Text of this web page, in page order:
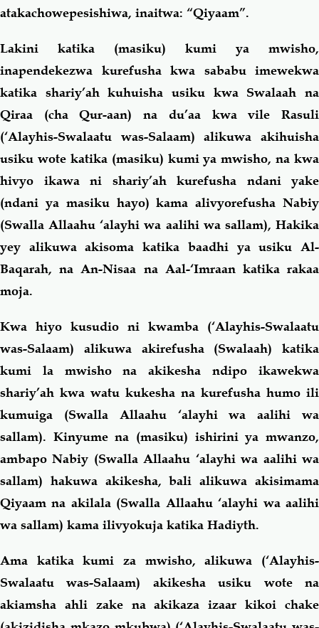
atakachowepesishiwa, inaitwa: “Qiyaam”.
Lakini katika (masiku) kumi ya mwisho,
inapendekezwa kurefusha kwa sababu imewekwa
katika shariy’ah kuhuisha usiku kwa Swalaah na
Qiraa (cha Qur-aan) na du’aa kwa vile Rasuli
(‘Alayhis-Swalaatu was-Salaam) alikuwa akihuisha
usiku wote katika (masiku) kumi ya mwisho, na kwa
hivyo ikawa ni shariy’ah kurefusha ndani yake
(ndani ya masiku hayo) kama alivyorefusha Nabiy
(Swalla Allaahu ‘alayhi wa aalihi wa sallam), Hakika
yey alikuwa akisoma katika baadhi ya usiku Al-
Baqarah, na An-Nisaa na Aal-‘Imraan katika rakaa
moja.
Kwa hiyo kusudio ni kwamba (‘Alayhis-Swalaatu
was-Salaam) alikuwa akirefusha (Swalaah) katika
kumi la mwisho na akikesha ndipo ikawekwa
shariy’ah kwa watu kukesha na kurefusha humo ili
kumuiga (Swalla Allaahu ‘alayhi wa aalihi wa
sallam). Kinyume na (masiku) ishirini ya mwanzo,
ambapo Nabiy (Swalla Allaahu ‘alayhi wa aalihi wa
sallam) hakuwa akikesha, bali alikuwa akisimama
Qiyaam na akilala (Swalla Allaahu ‘alayhi wa aalihi
wa sallam) kama ilivyokuja katika Hadiyth.
Ama katika kumi za mwisho, alikuwa (‘Alayhis-
Swalaatu was-Salaam) akikesha usiku wote na
akiamsha ahli zake na akikaza izaar kikoi chake